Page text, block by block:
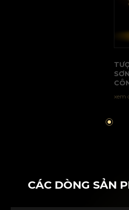
xem
CÁC DÒNG SẢN